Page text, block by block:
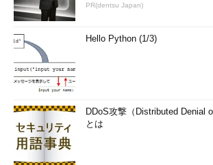
PR(dentsu Japan)
Hello Python (1/3)
DDoS攻撃（Distributed Denial
とは